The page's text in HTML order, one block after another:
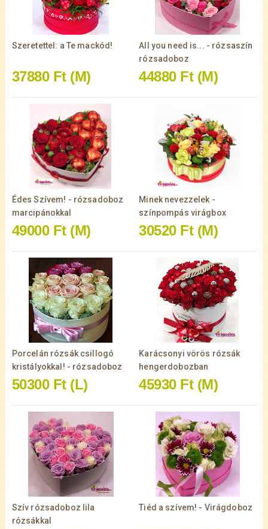
Szeretettel: a Te mackód!
37880 Ft (M)
All you need is... - rózsaszín
rózsadoboz
44880 Ft (M)
Édes Szívem! - rózsadoboz
marcipánokkal
49000 Ft (M)
Minek nevezzelek -
színpompás virágbox
30520 Ft (M)
Porcelán rózsák csillogó
kristályokkal! - rózsadoboz
50300 Ft (L)
Karácsonyi vörös rózsák
hengerdobozban
45930 Ft (M)
Szív rózsadoboz lila
rózsákkal
Tiéd a szívem! - Virágdoboz